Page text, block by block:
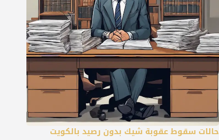
حالات سقوط عقوبة شيك بدون رصيد بالكويت